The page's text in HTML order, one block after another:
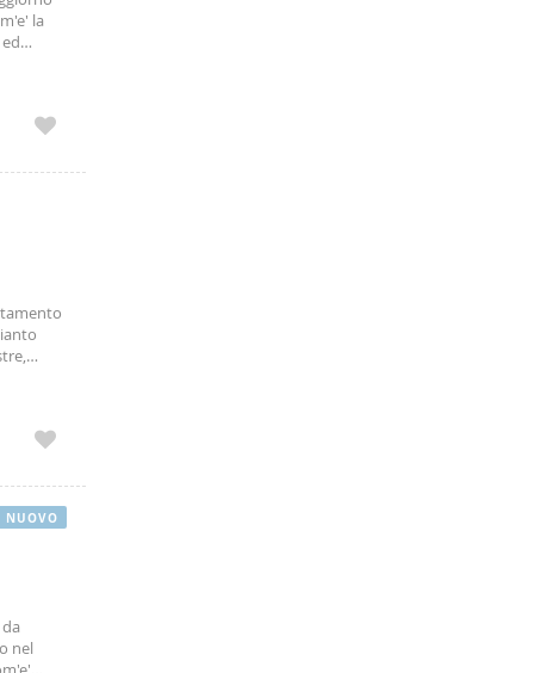
la
nel
NUOVO